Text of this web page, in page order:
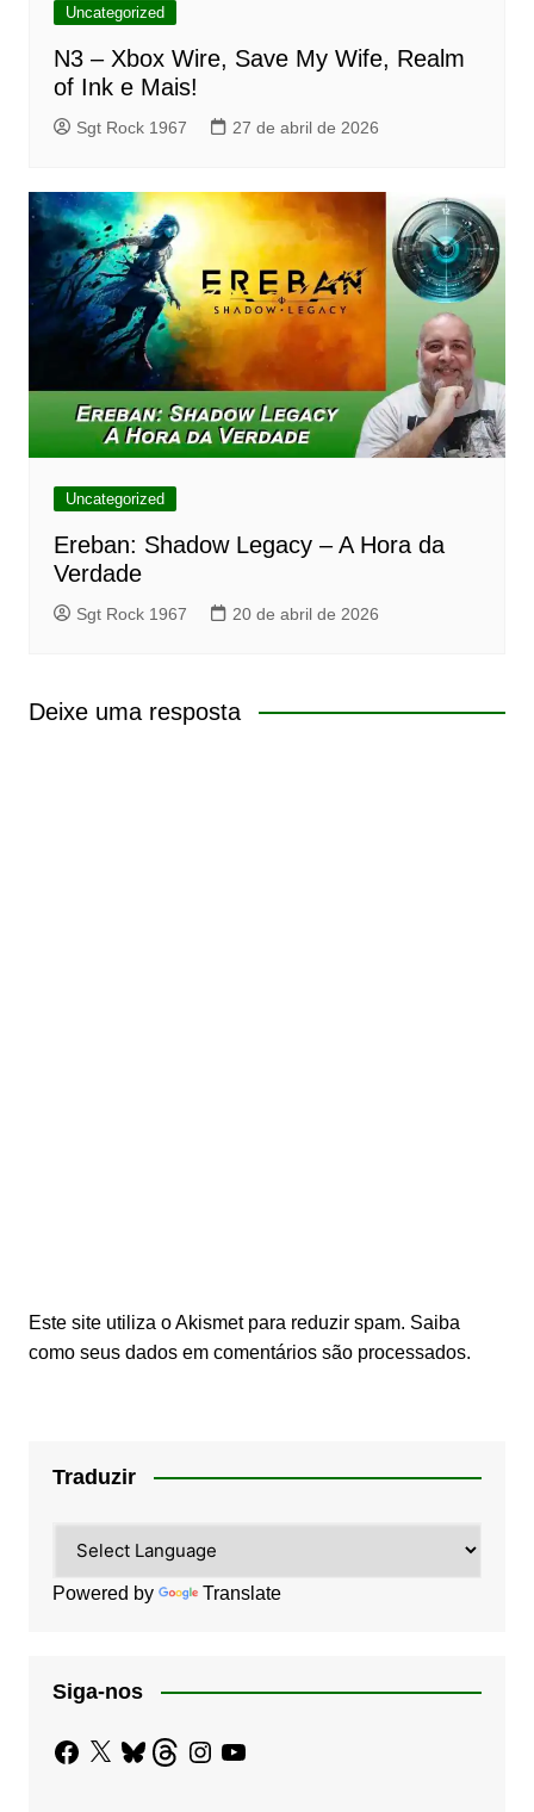
Uncategorized
N3 – Xbox Wire, Save My Wife, Realm
of Ink e Mais!
Sgt Rock 1967 27 de abril de 2026
Uncategorized
Ereban: Shadow Legacy – A Hora da
Verdade
Sgt Rock 1967 20 de abril de 2026
Deixe uma resposta
Este site utiliza o Akismet para reduzir spam. Saiba
como seus dados em comentários são processados.
Traduzir
Powered by Translate
Siga-nos
Facebook
X BlueskyThreadsInstagram
YouTube